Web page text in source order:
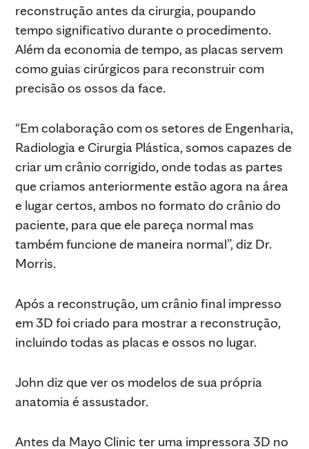
reconstrução antes da cirurgia, poupando
tempo significativo durante o procedimento.
Além da economia de tempo, as placas servem
como guias cirúrgicos para reconstruir com
precisão os ossos da face.
“Em colaboração com os setores de Engenharia,
Radiologia e Cirurgia Plástica, somos capazes de
criar um crânio corrigido, onde todas as partes
que criamos anteriormente estão agora na área
e lugar certos, ambos no formato do crânio do
paciente, para que ele pareça normal mas
também funcione de maneira normal”, diz Dr.
Morris.
Após a reconstrução, um crânio final impresso
em 3D foi criado para mostrar a reconstrução,
incluindo todas as placas e ossos no lugar.
John diz que ver os modelos de sua própria
anatomia é assustador.
Antes da Mayo Clinic ter uma impressora 3D no